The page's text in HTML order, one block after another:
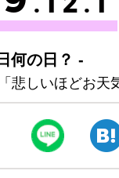
何の日？ -
悲しいほどお天